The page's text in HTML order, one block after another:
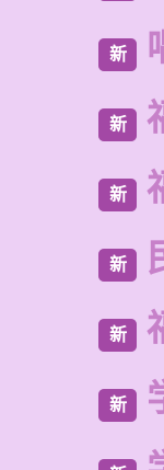
新
新
新
新
新
新